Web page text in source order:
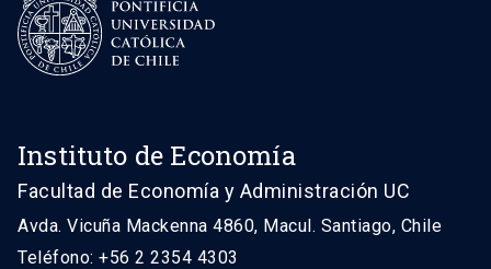
Instituto de Economía
Facultad de Economía y Administración UC
Avda. Vicuña Mackenna 4860, Macul. Santiago, Chile
Teléfono: +56 2 2354 4303